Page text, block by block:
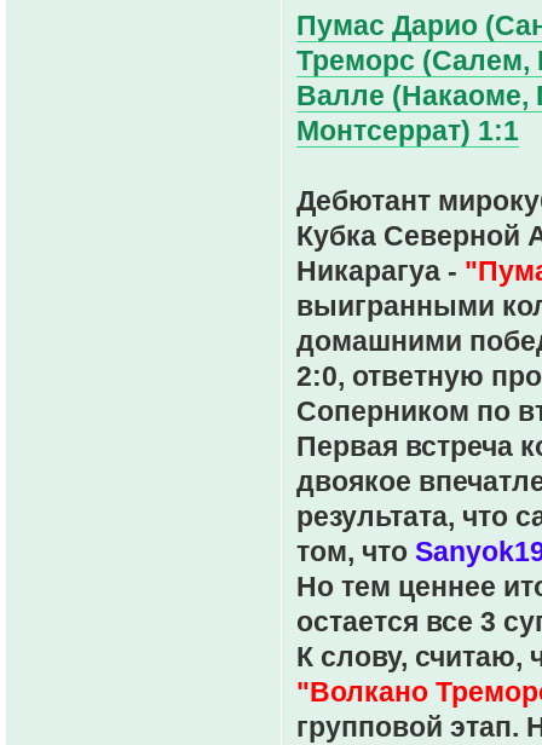
Пумас Дарио
Треморс (Салем,
Валле (Накаоме,
Монтсеррат) 1:1
Дебютант
Кубка Северной
Никарагуа -
выигранными
домашними
2:0, ответную
Соперником по
Первая встреча
двоякое
результата, что
том, что
Но тем ценнее
остается все 3
К слову, считаю,
"Волкано
групповой этап.